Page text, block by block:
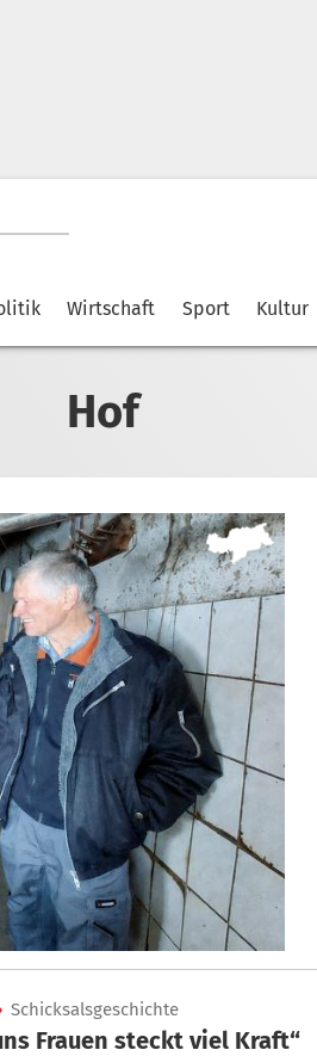
Wirtschaft Sport Kultur
Hof
Schicksalsgeschichte
uns Frauen steckt viel Kraft“